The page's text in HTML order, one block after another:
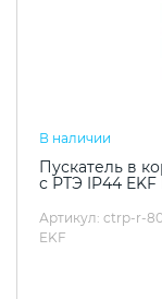
В наличии
Пускатель в
с РТЭ IP44 EKF
Артикул: ctrp-r-
EKF